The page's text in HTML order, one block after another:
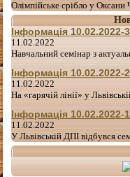
Олімпійське срібло у Оксани
Інформація 10.02.2022-3
11.02.2022
Навчальний семінар з
Інформація 10.02.2022-2
11.02.2022
На «гарячій лінії» у
Інформація 10.02.2022-1
11.02.2022
У Львівській ДПІ відбувся